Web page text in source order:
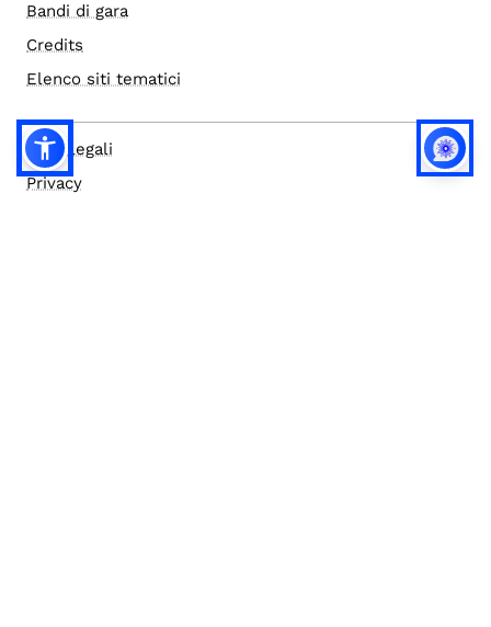
Bandi di gara
Credits
Elenco siti tematici
Note legali
Privacy